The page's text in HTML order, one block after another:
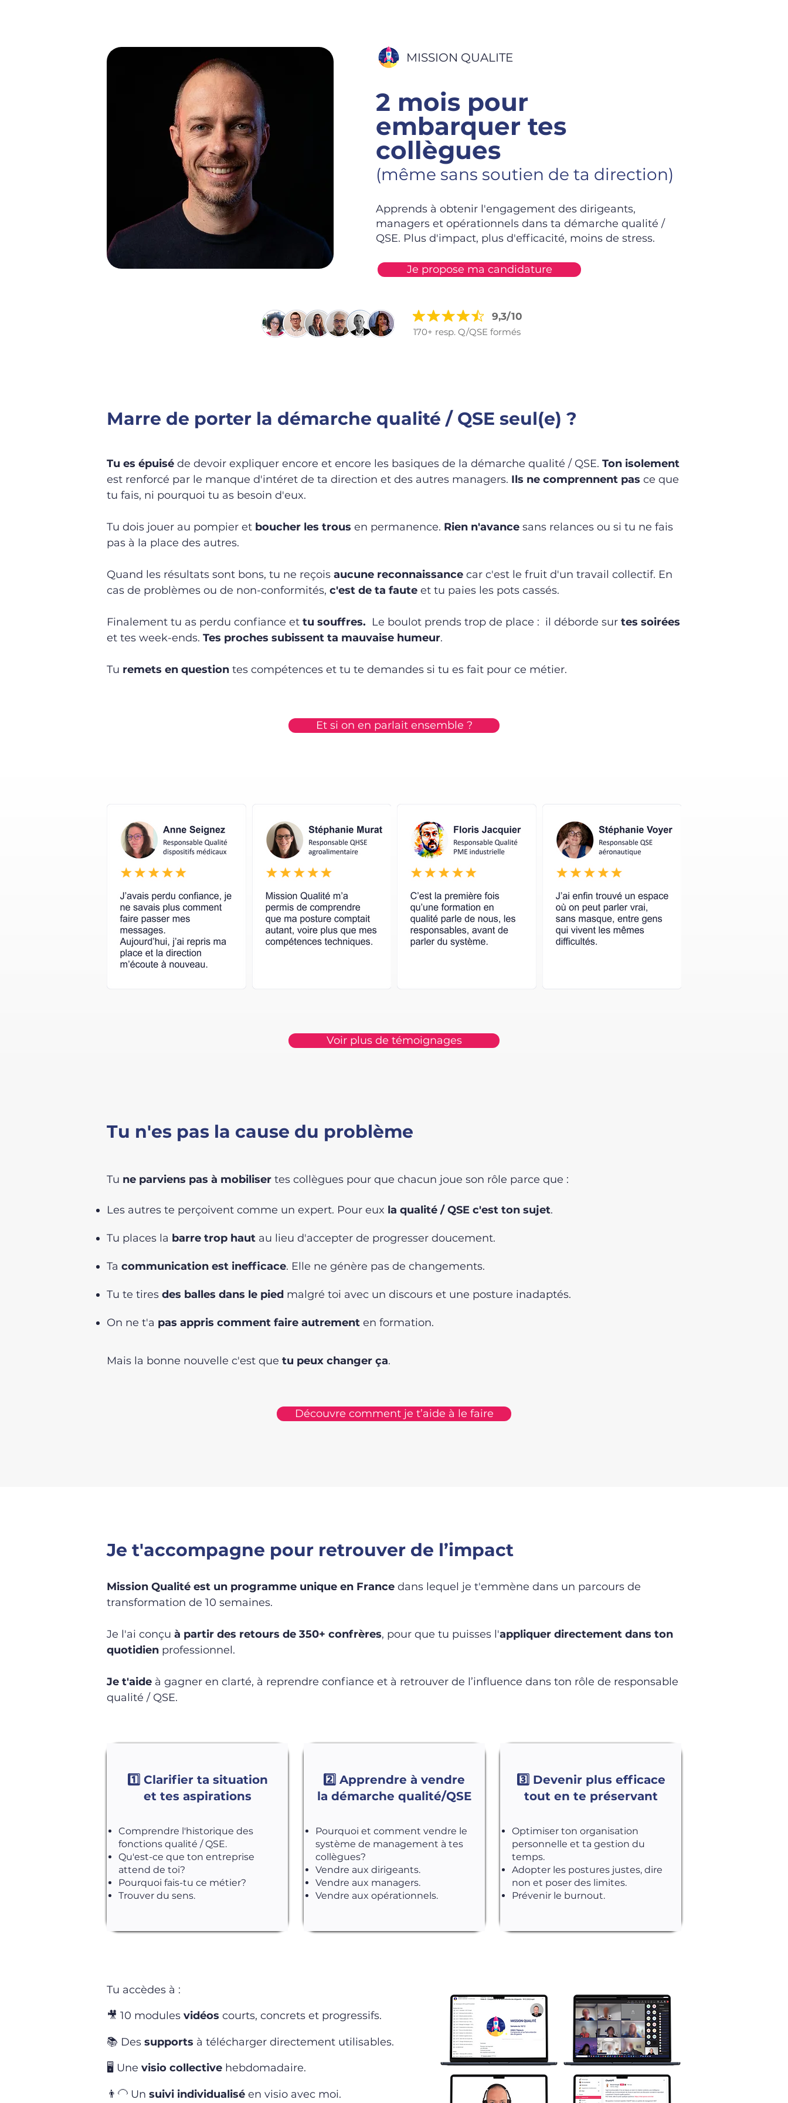
MISSION QUALITE
2 mois pour
embarquer tes
collègues
(même sans soutien de ta direction)
Apprends à obtenir l'engagement des dirigeants,
managers et opérationnels dans ta démarche qualité /
QSE. Plus d'impact, plus d'efficacité, moins de stress.
Je propose ma candidature
9,3/10
170+ resp. Q/QSE formés
Marre de porter la démarche qualité / QSE seul(e) ?
Tu es épuisé de devoir expliquer encore et encore les basiques de la démarche qualité / QSE. Ton isolement
est renforcé par le manque d'intéret de ta direction et des autres managers. Ils ne comprennent pas ce que
tu fais, ni pourquoi tu as besoin d'eux.
​Tu dois jouer au pompier et boucher les trous en permanence. Rien n'avance sans relances ou si tu ne fais
pas à la place des autres.
Quand les résultats sont bons, tu ne reçois aucune reconnaissance car c'est le fruit d'un travail collectif. En
cas de problèmes ou de non-conformités, c'est de ta faute et tu paies les pots cassés.
Finalement tu as perdu confiance et tu souffres. Le boulot prends trop de place : il déborde sur tes soirées
et tes week-ends. Tes proches subissent ta mauvaise humeur.
Tu remets en question tes compétences et tu te demandes si tu es fait pour ce métier.
Et si on en parlait ensemble ?
Voir plus de témoignages
Tu n'es pas la cause du problème
Tu ne parviens pas à mobiliser tes collègues pour que chacun joue son rôle parce que :
Les autres te perçoivent comme un expert. Pour eux la qualité / QSE c'est ton sujet.
Tu places la barre trop haut au lieu d'accepter de progresser doucement.
Ta communication est inefficace. Elle ne génère pas de changements.
Tu te tires des balles dans le pied malgré toi avec un discours et une posture inadaptés.
On ne t'a pas appris comment faire autrement en formation.
Mais la bonne nouvelle c'est que tu peux changer ça.
Découvre comment je t’aide à le faire
Je t'accompagne pour retrouver de l’impact
Mission Qualité est un programme unique en France dans lequel je t'emmène dans un parcours de
transformation de 10 semaines.
Je l'ai conçu à partir des retours de 350+ confrères, pour que tu puisses l'appliquer directement dans ton
quotidien professionnel.​
Je t'aide à gagner en clarté, à reprendre confiance et à retrouver de l’influence dans ton rôle de responsable
qualité / QSE.​
1️⃣ Clarifier ta situation
et tes aspirations
Comprendre l'historique des
fonctions qualité / QSE.
Qu'est-ce que ton entreprise
attend de toi?
Pourquoi fais-tu ce métier?
Trouver du sens.
2️⃣ Apprendre à vendre
la démarche qualité/QSE
Pourquoi et comment vendre le
système de management à tes
collègues?
Vendre aux dirigeants.
Vendre aux managers.
Vendre aux opérationnels.
3️⃣ Devenir plus efficace
tout en te préservant
Optimiser ton organisation
personnelle et ta gestion du
temps.
Adopter les postures justes, dire
non et poser des limites.
Prévenir le burnout.
Tu accèdes à :
🎥 10 modules vidéos courts, concrets et progressifs.
📚 Des supports à télécharger directement utilisables.
🖥️ Une visio collective hebdomadaire.
👨‍🦲 Un suivi individualisé en visio avec moi.